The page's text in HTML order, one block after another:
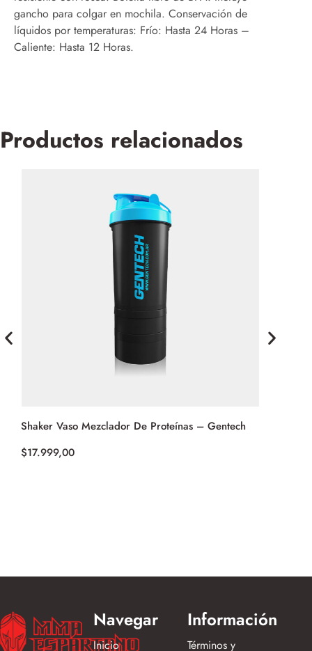
gancho para colgar en mochila. Conservación de
líquidos por temperaturas: Frío: Hasta 24 Horas –
Caliente: Hasta 12 Horas.
Productos relacionados
Shaker Vaso Mezclador De Proteínas – Gentech
$17.999,00
Navegar
Inicio
Información
Términos y